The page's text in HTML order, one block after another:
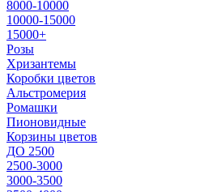
8000-10000
10000-15000
15000+
Розы
Хризантемы
Коробки цветов
Альстромерия
Ромашки
Пионовидные
Корзины цветов
ДО 2500
2500-3000
3000-3500